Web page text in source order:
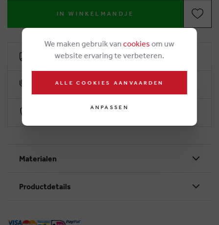
IN WINKELMANDJE
Kostenlose Lieferung ab €50
10% klantenkorting
Sichere Zahlung durch Worldline
Materialen
Productdetails
We maken gebruik van cookies om uw
website ervaring te verbeteren.
ALLE COOKIES AANVAARDEN
ANPASSEN